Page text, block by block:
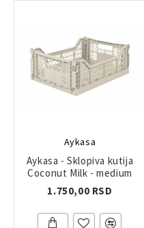
Aykasa
Aykasa - Sklopiva kutija
Coconut Milk - medium
1.750,00 RSD